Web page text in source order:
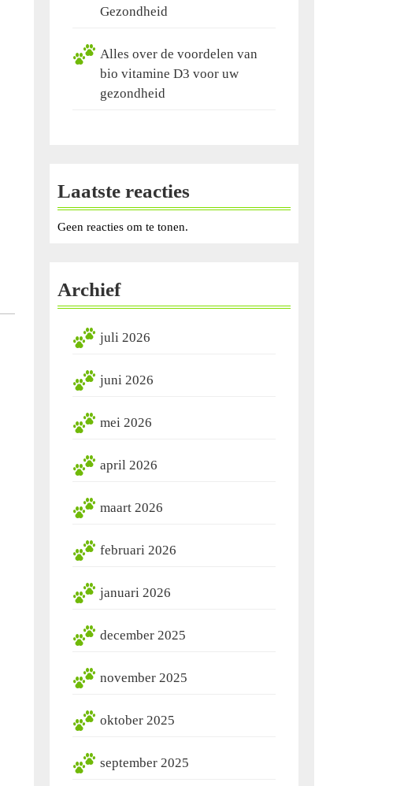
Gezondheid
Alles over de voordelen van
bio vitamine D3 voor uw
gezondheid
Laatste reacties
Geen reacties om te tonen.
Archief
juli 2026
juni 2026
mei 2026
april 2026
maart 2026
februari 2026
januari 2026
december 2025
november 2025
oktober 2025
september 2025